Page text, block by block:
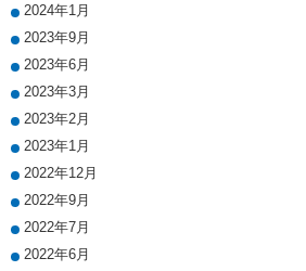
2024年1月
2023年9月
2023年6月
2023年3月
2023年2月
2023年1月
2022年12月
2022年9月
2022年7月
2022年6月